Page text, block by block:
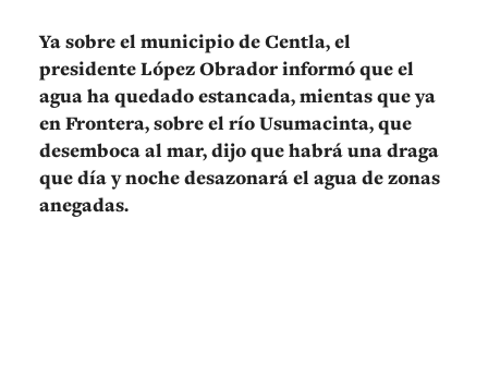
Ya sobre el municipio de Centla, el
presidente López Obrador informó que el
agua ha quedado estancada, mientas que ya
en Frontera, sobre el río Usumacinta, que
desemboca al mar, dijo que habrá una draga
que día y noche desazonará el agua de zonas
anegadas.